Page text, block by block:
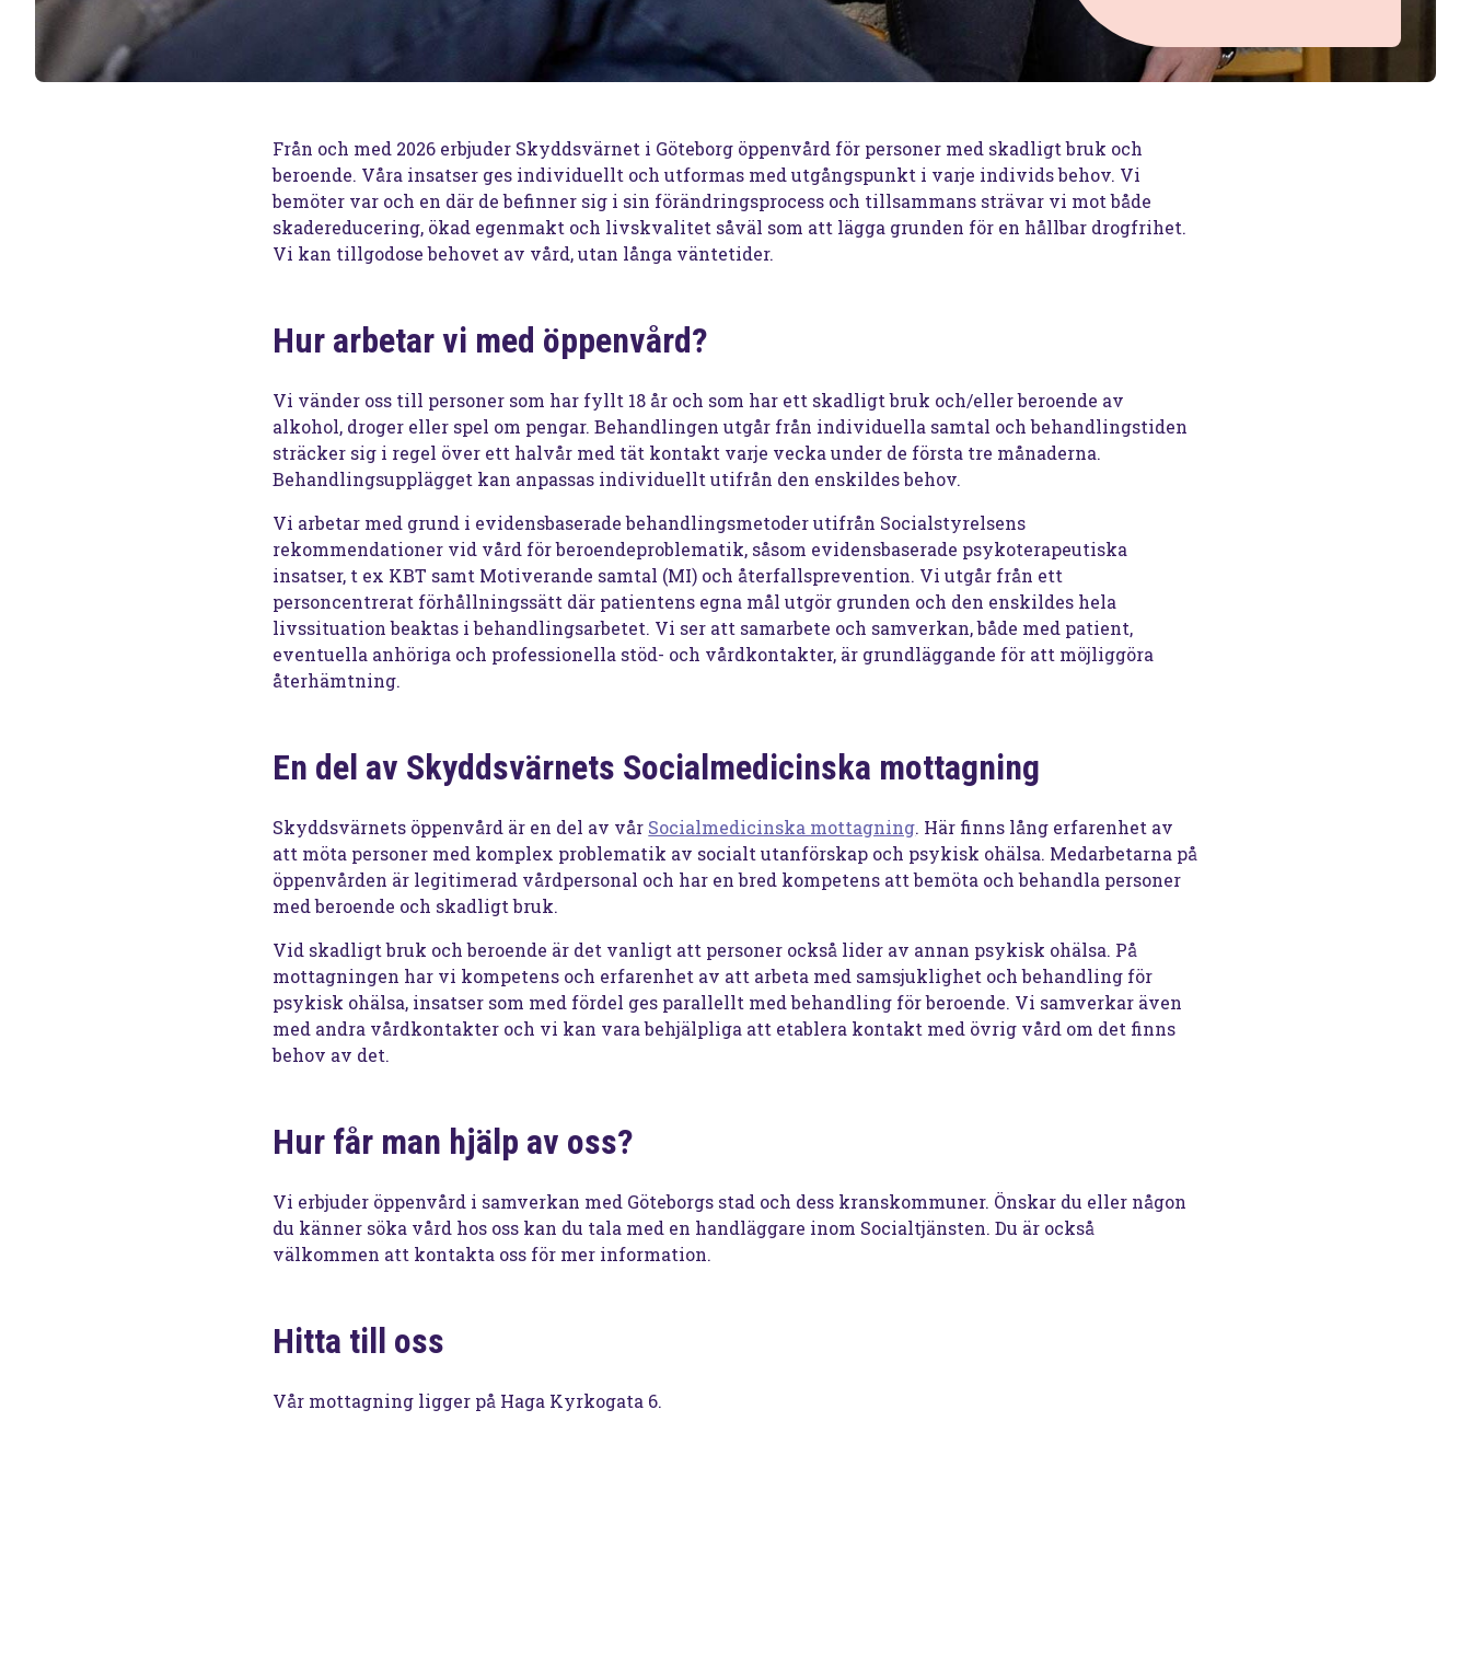
Från och med 2026 erbjuder Skyddsvärnet i Göteborg öppenvård för personer med skadligt bruk och
beroende. Våra insatser ges individuellt och utformas med utgångspunkt i varje individs behov. Vi
bemöter var och en där de befinner sig i sin förändringsprocess och tillsammans strävar vi mot både
skadereducering, ökad egenmakt och livskvalitet såväl som att lägga grunden för en hållbar drogfrihet.
Vi kan tillgodose behovet av vård, utan långa väntetider.
Hur arbetar vi med öppenvård?
Vi vänder oss till personer som har fyllt 18 år och som har ett skadligt bruk och/eller beroende av
alkohol, droger eller spel om pengar. Behandlingen utgår från individuella samtal och behandlingstiden
sträcker sig i regel över ett halvår med tät kontakt varje vecka under de första tre månaderna.
Behandlingsupplägget kan anpassas individuellt utifrån den enskildes behov.
Vi arbetar med grund i evidensbaserade behandlingsmetoder utifrån Socialstyrelsens
rekommendationer vid vård för beroendeproblematik, såsom evidensbaserade psykoterapeutiska
insatser, t ex KBT samt Motiverande samtal (MI) och återfallsprevention. Vi utgår från ett
personcentrerat förhållningssätt där patientens egna mål utgör grunden och den enskildes hela
livssituation beaktas i behandlingsarbetet. Vi ser att samarbete och samverkan, både med patient,
eventuella anhöriga och professionella stöd- och vårdkontakter, är grundläggande för att möjliggöra
återhämtning.
En del av Skyddsvärnets Socialmedicinska mottagning
Skyddsvärnets öppenvård är en del av vår Socialmedicinska mottagning. Här finns lång erfarenhet av
att möta personer med komplex problematik av socialt utanförskap och psykisk ohälsa. Medarbetarna på
öppenvården är legitimerad vårdpersonal och har en bred kompetens att bemöta och behandla personer
med beroende och skadligt bruk.
Vid skadligt bruk och beroende är det vanligt att personer också lider av annan psykisk ohälsa. På
mottagningen har vi kompetens och erfarenhet av att arbeta med samsjuklighet och behandling för
psykisk ohälsa, insatser som med fördel ges parallellt med behandling för beroende. Vi samverkar även
med andra vårdkontakter och vi kan vara behjälpliga att etablera kontakt med övrig vård om det finns
behov av det.
Hur får man hjälp av oss?
Vi erbjuder öppenvård i samverkan med Göteborgs stad och dess kranskommuner. Önskar du eller någon
du känner söka vård hos oss kan du tala med en handläggare inom Socialtjänsten. Du är också
välkommen att kontakta oss för mer information.
Hitta till oss
Vår mottagning ligger på Haga Kyrkogata 6.